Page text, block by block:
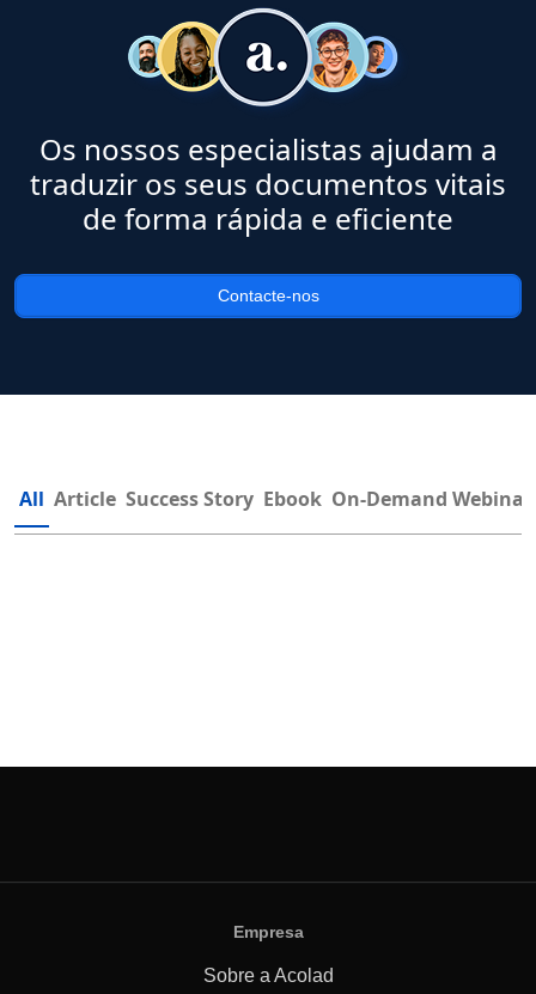
Os nossos especialistas ajudam a
traduzir os seus documentos vitais
de forma rápida e eficiente
Contacte-nos
All Article Success Story Ebook On-Demand Webinar
Empresa
Sobre a Acolad